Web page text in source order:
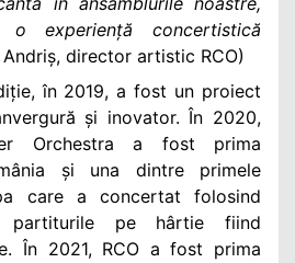
o experiență concertistică
director artistic RCO)
în 2019, a fost un proiect
și inovator. În 2020,
Orchestra a fost prima
și una dintre primele
care a concertat folosind
partiturile pe hârtie fiind
În 2021, RCO a fost prima